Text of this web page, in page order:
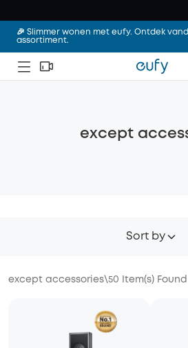
🎉 Slimmer wonen met eufy. Ontdek
assortiment.
except
Sort by
except accessories\50 Item(s) Found